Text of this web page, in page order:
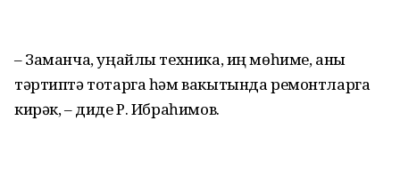
– Заманча, уңайлы техника, иң мөһиме, аны
тәртиптә тотарга һәм вакытында ремонтларга
кирәк, – диде Р. Ибраһимов.